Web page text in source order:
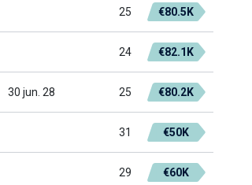
25 €80.5K
24 €82.1K
30 jun. 28 25 €80.2K
31 €50K
29 €60K